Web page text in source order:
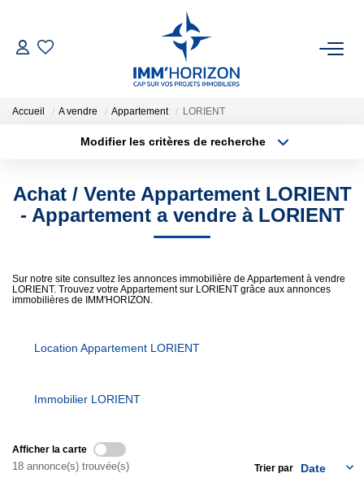
ACHETER
FAIRE GÉRER
Qui Sommes-Nous
Accueil A vendre Appartement LORIENT
Modifier les critères de recherche
Sélectionnez...
Type de bien
Surface min
Créer une alerte
Achat / Vente Appartement LORIENT
- Appartement a vendre à LORIENT
Sur notre site consultez les annonces immobilière de Appartement à vendre
LORIENT. Trouvez votre Appartement sur LORIENT grâce aux annonces
immobilières de IMM'HORIZON.
Location Appartement LORIENT
Immobilier LORIENT
Afficher la carte
18 annonce(s) trouvée(s) Trier par